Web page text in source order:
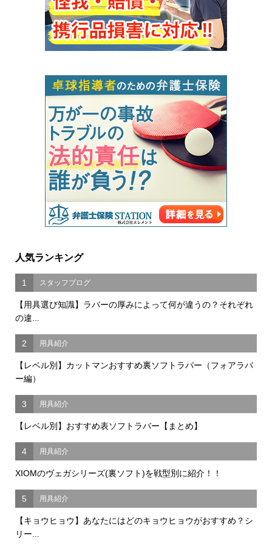
人気ランキング
1 スタッフブログ
【用具選び知識】ラバーの厚みによって何が違うの？それぞれ
の違...
2 用具紹介
【レベル別】カットマンおすすめ裏ソフトラバー（フォアラバ
ー編）
3 用具紹介
【レベル別】おすすめ表ソフトラバー【まとめ】
4 用具紹介
XIOMのヴェガシリーズ(裏ソフト)を戦型別に紹介！！
5 用具紹介
【キョウヒョウ】あなたにはどのキョウヒョウがおすすめ？シ
リー...